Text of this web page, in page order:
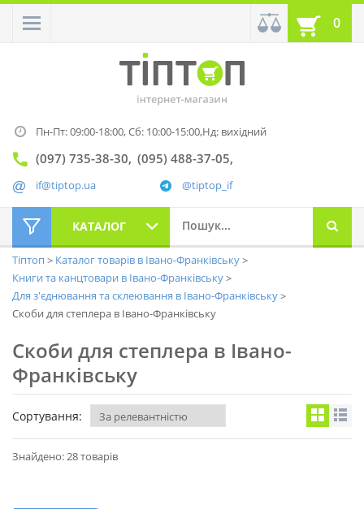
0
Пн-Пт: 09:00-18:00,Сб: 10:00-15:00,Нд: вихідний
(097) 735-38-30 (095) 488-37-05
@tiptop_if
if@tiptop.ua
КАТАЛОГ
Тіптоп
Каталог товарів в Івано-Франківську
Книги та канцтовари в Івано-Франківську
Для з'єднювання та склеювання в Івано-Франківську
Скоби для степлера в Івано-Франківську
Скоби для степлера в Івано-
Франківську
Сортування:
Знайдено: 28 товарів